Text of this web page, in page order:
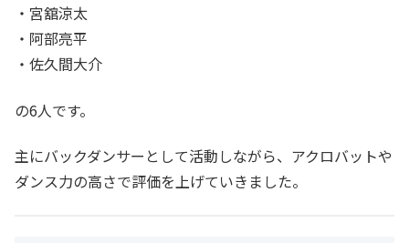
・宮舘涼太
・阿部亮平
・佐久間大介
の6人です。
主にバックダンサーとして活動しながら、アクロバットや
ダンス力の高さで評価を上げていきました。